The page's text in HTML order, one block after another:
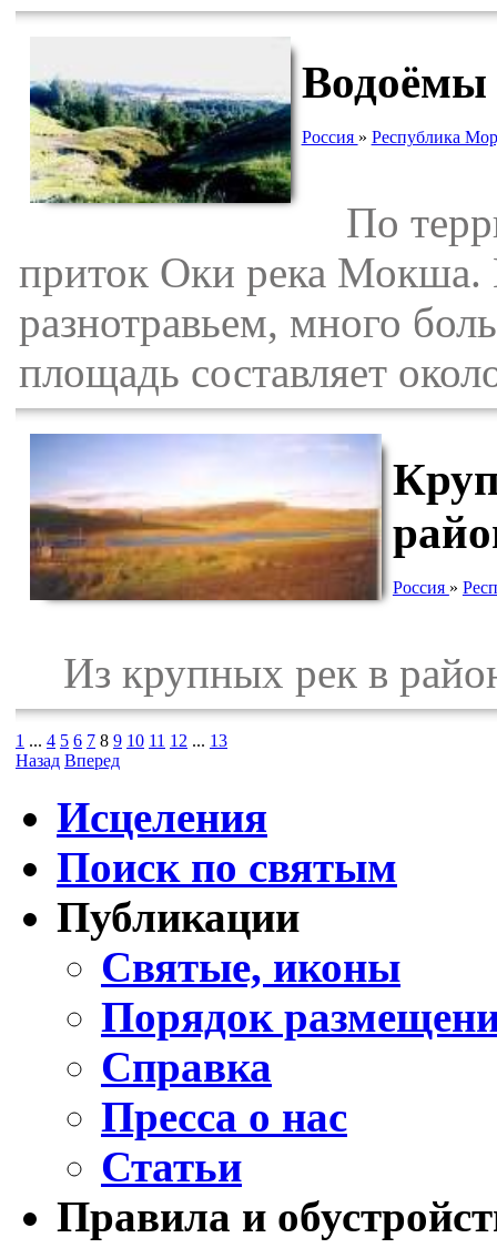
Водоёмы
Россия » Республика
По
приток Оки река
разнотравьем, много
площадь составляет
Россия »
Из крупных рек в
1 ... 4 5 6 7 8 9 10 11 12 ... 13
Назад Вперед
Исцеления
Поиск по святым
Публикации
Святые, иконы
Порядок
Справка
Пресса о нас
Статьи
Правила и